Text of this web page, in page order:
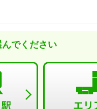
でください